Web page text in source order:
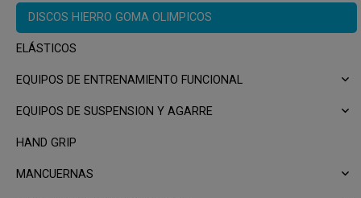
DISCOS HIERRO GOMA OLIMPICOS
ELÁSTICOS
EQUIPOS DE ENTRENAMIENTO FUNCIONAL
EQUIPOS DE SUSPENSION Y AGARRE
HAND GRIP
MANCUERNAS